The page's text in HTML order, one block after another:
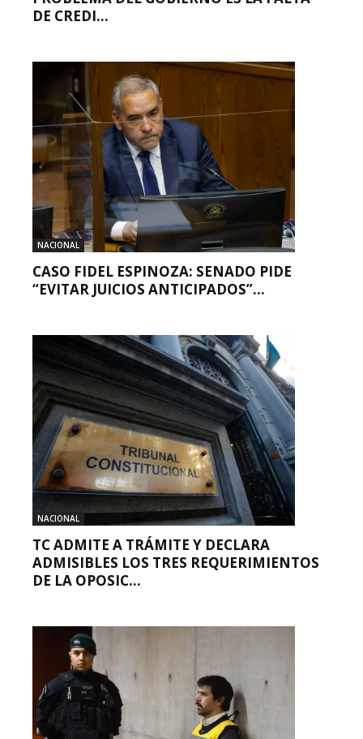
DE CREDI...
NACIONAL
CASO FIDEL ESPINOZA: SENADO PIDE
“EVITAR JUICIOS ANTICIPADOS”...
NACIONAL
TC ADMITE A TRÁMITE Y DECLARA
ADMISIBLES LOS TRES REQUERIMIENTOS
DE LA OPOSIC...